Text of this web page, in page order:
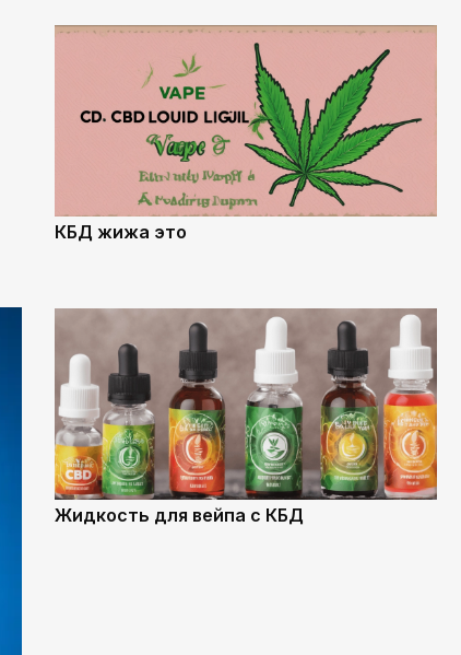
КБД жижа это
Жидкость для вейпа с КБД